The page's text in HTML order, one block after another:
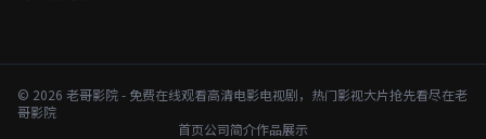
© 2026 老哥影院 - 免费在线观看高清电影电视剧，热门影视大片抢先看尽在老
哥影院
首页公司简介作品展示